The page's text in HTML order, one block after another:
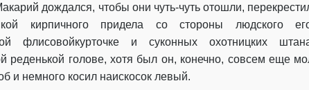
дождался, чтобы они чуть-чуть отошли,
кирпичного придела
со стороны людского
флисовойкурточке и суконных охотницких
реденькой голове, хотя был он, конечно, совсем еще
и немного косил наискосок левый.